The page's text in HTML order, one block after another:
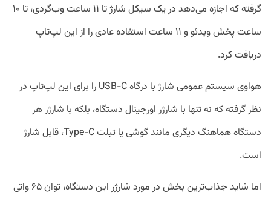
گرفته که اجازه می‌دهد در یک سیکل شارژ تا ۱۱ ساعت وب‌گردی، تا ۱۰
ساعت پخش ویدئو و ۱۱ ساعت استفاده عادی را از این لپ‌تاپ
دریافت کرد.
هواوی سیستم عمومی شارژ با درگاه USB-C را برای این لپ‌تاپ در
نظر گرفته که نه تنها با شارژر اورجینال دستگاه، بلکه با شارژر هر
دستگاه هماهنگ دیگری مانند گوشی یا تبلت Type-C، قابل شارژ
است.
اما شاید جذاب‌‎ترین بخش در مورد شارژر این دستگاه، توان ۶۵ واتی